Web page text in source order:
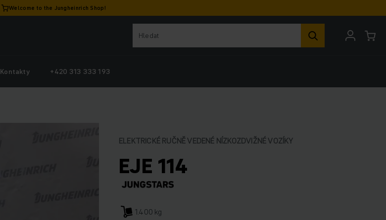
Welcome to the Jungheinrich Shop!
Kontakty +420 313 333 193
ELEKTRICKÉ RUČNĚ VEDENÉ NÍZKOZDVIŽNÉ VOZÍKY
EJE 114
1.400 kg